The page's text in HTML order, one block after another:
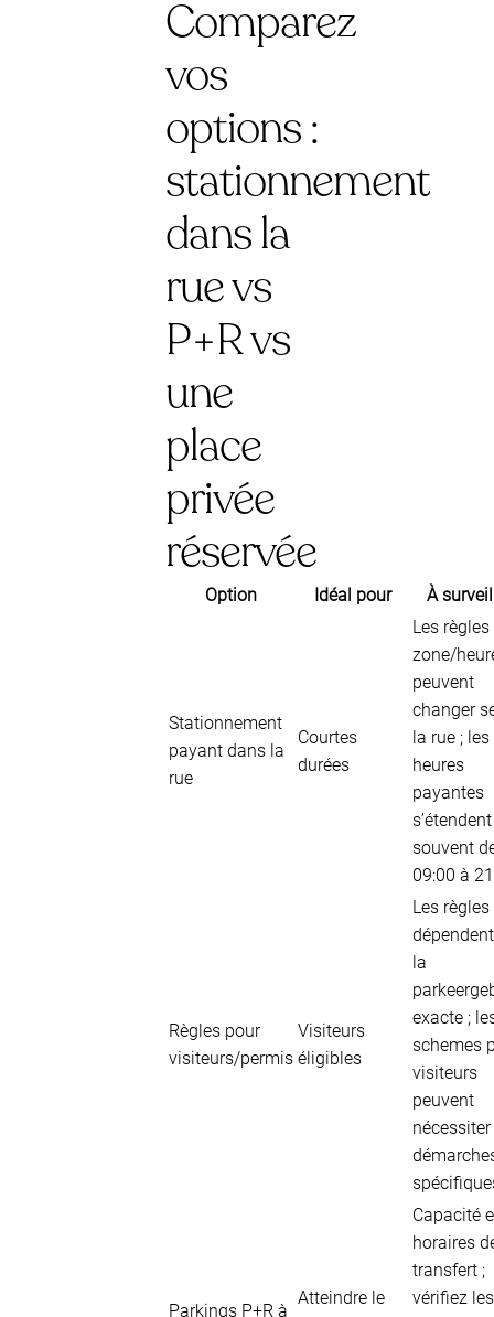
Comparez
vos
options :
stationnement
dans la
rue vs
P+R vs
une
place
privée
réservée
Option Idéal pour À
Stationnement
payant dans la
rue
Courtes
durées
Les règles
zone/
peuvent
changer
la rue ; les
heures
payantes
s’étendent
souvent
09:00 à
Règles pour
visiteurs/permis
Visiteurs
éligibles
Les règles
la
exacte ;
schemes
visiteurs
peuvent
Parkings P+R à
Atteindre le
Capacité
horaires
transfert ;
vérifiez les